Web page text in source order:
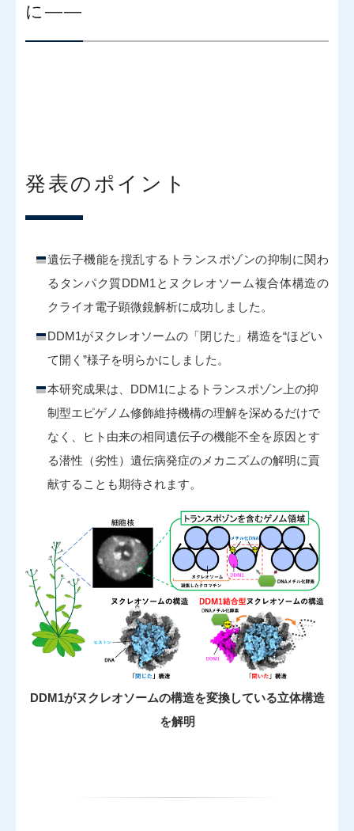
に――
発表のポイント
遺伝子機能を撹乱するトランスポゾンの抑制に関わ
るタンパク質DDM1とヌクレオソーム複合体構造の
クライオ電子顕微鏡解析に成功しました。
DDM1がヌクレオソームの「閉じた」構造を“ほどい
て開く”様子を明らかにしました。
本研究成果は、DDM1によるトランスポゾン上の抑
制型エピゲノム修飾維持機構の理解を深めるだけで
なく、ヒト由来の相同遺伝子の機能不全を原因とす
る潜性（劣性）遺伝病発症のメカニズムの解明に貢
献することも期待されます。
DDM1がヌクレオソームの構造を変換している立体構造
を解明